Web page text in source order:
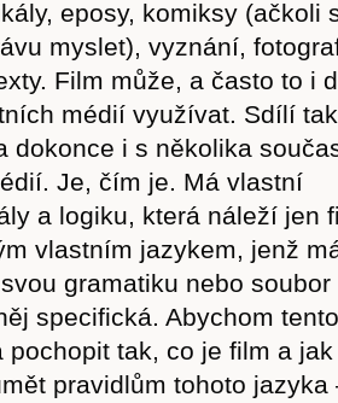
eposy, komiksy (ačkoli
myslet), vyznání,
Film může, a často to i
médií využívat. Sdílí
dokonce i s několika
Je, čím je. Má vlastní
a logiku, která náleží jen
vlastním jazykem, jenž
gramatiku nebo soubor
specifická. Abychom
tak, co je film a jak
pravidlům tohoto